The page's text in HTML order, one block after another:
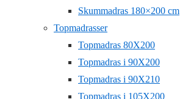
Skummadras 180×200 cm
Topmadrasser
Topmadras 80X200
Topmadras i 90X200
Topmadras i 90X210
Topmadras i 105X200